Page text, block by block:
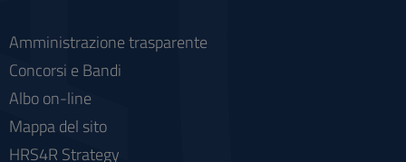
Amministrazione trasparente
Concorsi e Bandi
Albo on-line
Mappa del sito
HRS4R Strategy